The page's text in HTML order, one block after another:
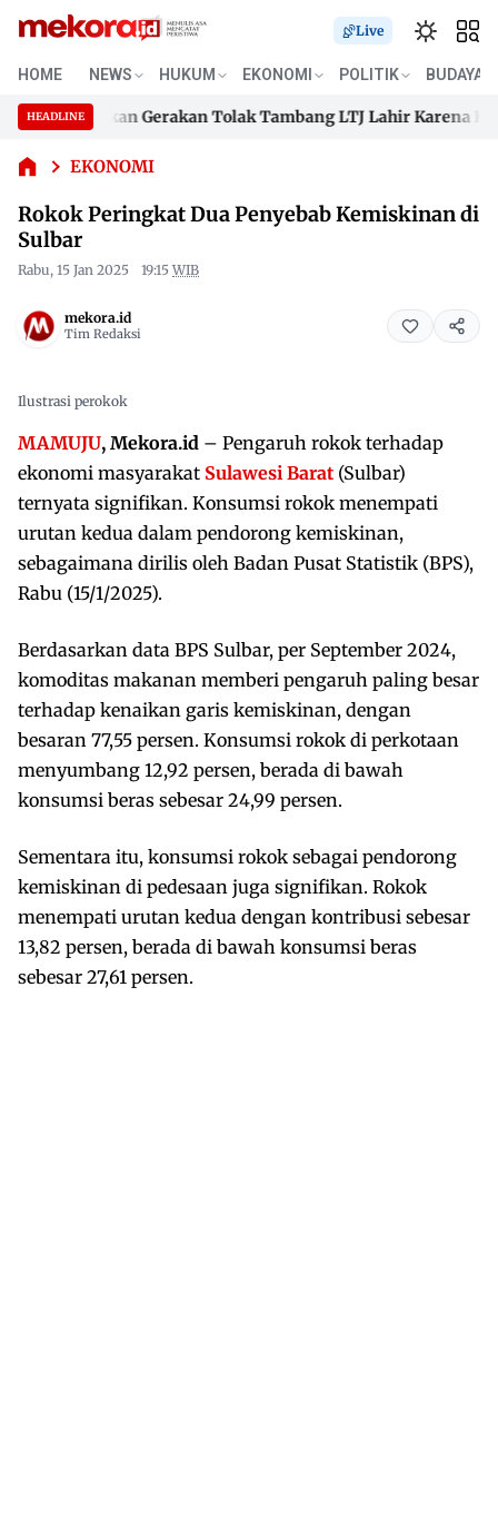
Live
HOME NEWS HUKUM EKONOMI POLITIK BUDAYA
HEADLINE
Tegaskan Gerakan Tolak Tambang LTJ Lahir Karena
Tegaskan Gerakan Tolak Tambang LTJ Lahir Karena
EKONOMI
Rokok
Peringkat
Penyebab
Kemiskinan
di Sulbar
Rokok Peringkat Dua Penyebab Kemiskinan di
Sulbar
Rabu, 15 Jan 2025 19:15 WIB
mekora.id
Tim Redaksi
Ilustrasi perokok
MAMUJU, Mekora.id – Pengaruh rokok terhadap
ekonomi masyarakat Sulawesi Barat (Sulbar)
ternyata signifikan. Konsumsi rokok menempati
urutan kedua dalam pendorong kemiskinan,
sebagaimana dirilis oleh Badan Pusat Statistik (BPS),
Rabu (15/1/2025).
Berdasarkan data BPS Sulbar, per September 2024,
komoditas makanan memberi pengaruh paling besar
terhadap kenaikan garis kemiskinan, dengan
besaran 77,55 persen. Konsumsi rokok di perkotaan
menyumbang 12,92 persen, berada di bawah
konsumsi beras sebesar 24,99 persen.
Sementara itu, konsumsi rokok sebagai pendorong
kemiskinan di pedesaan juga signifikan. Rokok
menempati urutan kedua dengan kontribusi sebesar
13,82 persen, berada di bawah konsumsi beras
sebesar 27,61 persen.